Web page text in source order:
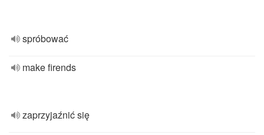
spróbować
make firends
zaprzyjaźnić się